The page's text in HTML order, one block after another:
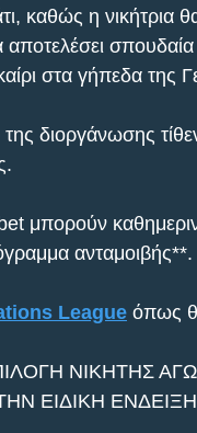
καθώς η νικήτρια
αποτελέσει
στα γήπεδα της
της διοργάνωσης
μπορούν
ανταμοιβής**.
League όπως
ΝΙΚΗΤΗΣ
ΕΙΔΙΚΗ ΕΝΔΕΙΞΗ